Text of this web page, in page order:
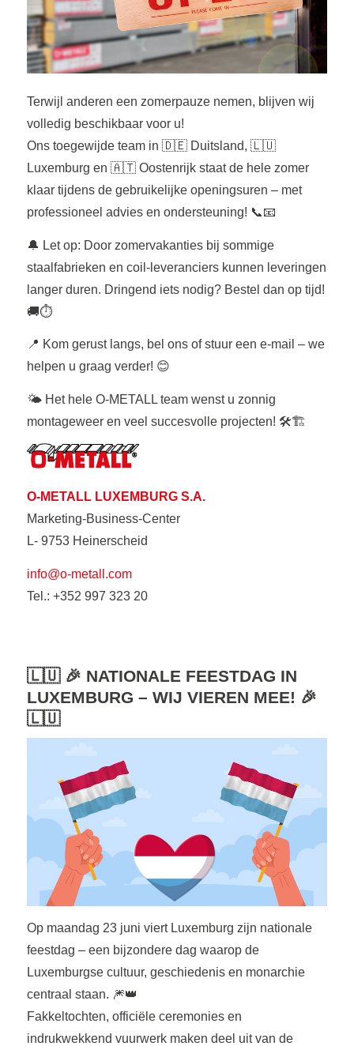
Terwijl anderen een zomerpauze nemen, blijven wij
volledig beschikbaar voor u!
Ons toegewijde team in 🇩🇪 Duitsland, 🇱🇺
Luxemburg en 🇦🇹 Oostenrijk staat de hele zomer
klaar tijdens de gebruikelijke openingsuren – met
professioneel advies en ondersteuning! 📞📧
🔔 Let op: Door zomervakanties bij sommige
staalfabrieken en coil-leveranciers kunnen leveringen
langer duren. Dringend iets nodig? Bestel dan op tijd!
🚚⏱️
📍 Kom gerust langs, bel ons of stuur een e-mail – we
helpen u graag verder! 😊
🌤️ Het hele O-METALL team wenst u zonnig
montageweer en veel succesvolle projecten! 🛠️🏗️
O-METALL LUXEMBURG S.A.
Marketing-Business-Center
L- 9753 Heinerscheid
info@o-metall.com
Tel.: +352 997 323 20
🇱🇺 🎉 NATIONALE FEESTDAG IN
LUXEMBURG – WIJ VIEREN MEE! 🎉
🇱🇺
Op maandag 23 juni viert Luxemburg zijn nationale
feestdag – een bijzondere dag waarop de
Luxemburgse cultuur, geschiedenis en monarchie
centraal staan. 🎆👑
Fakkeltochten, officiële ceremonies en
indrukwekkend vuurwerk maken deel uit van de